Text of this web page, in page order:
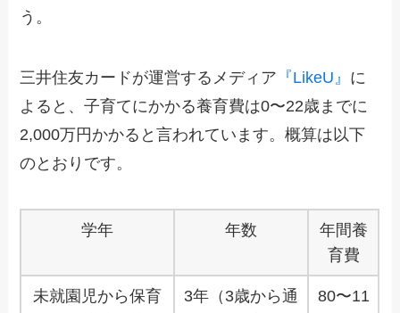
う。
三井住友カードが運営するメディア 『LikeU』 に
よると、子育てにかかる養育費は0〜22歳までに
2,000万円かかると言われています。概算は以下
のとおりです。
学年 年数
年間養
育費
未就園児から保育
3年（3歳から通
80〜11